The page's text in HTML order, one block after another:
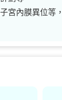
宮內膜異位等